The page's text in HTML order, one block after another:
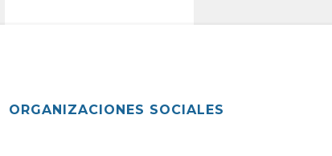
ORGANIZACIONES SOCIALES